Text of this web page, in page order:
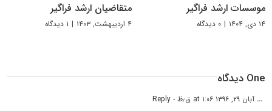
موسسات ارشد فراگیر
۱۴ دی, ۱۴۰۴ | ۰ دیدگاه
متقاضیان ارشد فراگیر
۴ اردیبهشت, ۱۴۰۳ | ۱ دیدگاه
One دیدگاه
... آبان ۲۹, ۱۳۹۶ at ۱:۰۶ ق٫ظ - Reply